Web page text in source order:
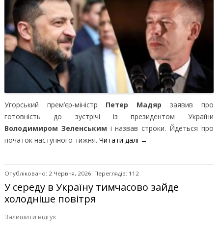
Угорський прем’єр-міністр Петер Мадяр заявив про
готовність до зустрічі із президентом України
Володимиром Зеленським і назвав строки. Йдеться про
початок наступного тижня. Читати далі →
Опубліковано: 2 Червня, 2026. Переглядів: 112
У середу в Україну тимчасово зайде
холодніше повітря
Залишити відгук